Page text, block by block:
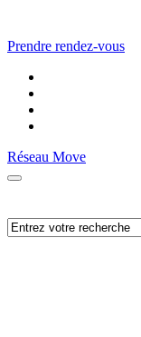
Prendre rendez-vous
Réseau Move